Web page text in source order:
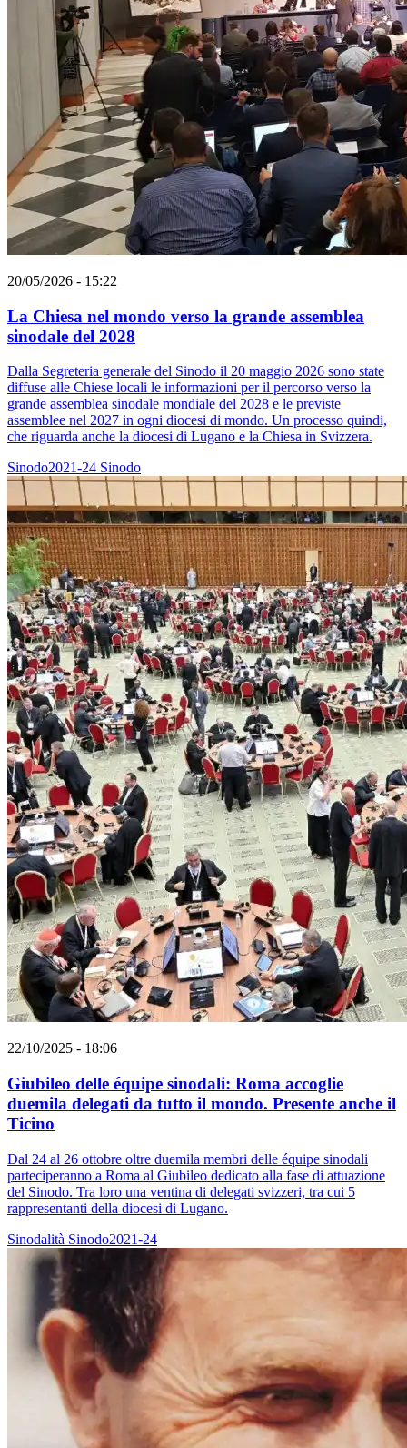
20/05/2026 - 15:22
La Chiesa nel mondo verso la grande assemblea
sinodale del 2028
Dalla Segreteria generale del Sinodo il 20 maggio 2026 sono state
diffuse alle Chiese locali le informazioni per il percorso verso la
grande assemblea sinodale mondiale del 2028 e le previste
assemblee nel 2027 in ogni diocesi di mondo. Un processo quindi,
che riguarda anche la diocesi di Lugano e la Chiesa in Svizzera.
Sinodo2021-24 Sinodo
22/10/2025 - 18:06
Giubileo delle équipe sinodali: Roma accoglie
duemila delegati da tutto il mondo. Presente anche il
Ticino
Dal 24 al 26 ottobre oltre duemila membri delle équipe sinodali
parteciperanno a Roma al Giubileo dedicato alla fase di attuazione
del Sinodo. Tra loro una ventina di delegati svizzeri, tra cui 5
rappresentanti della diocesi di Lugano.
Sinodalità Sinodo2021-24